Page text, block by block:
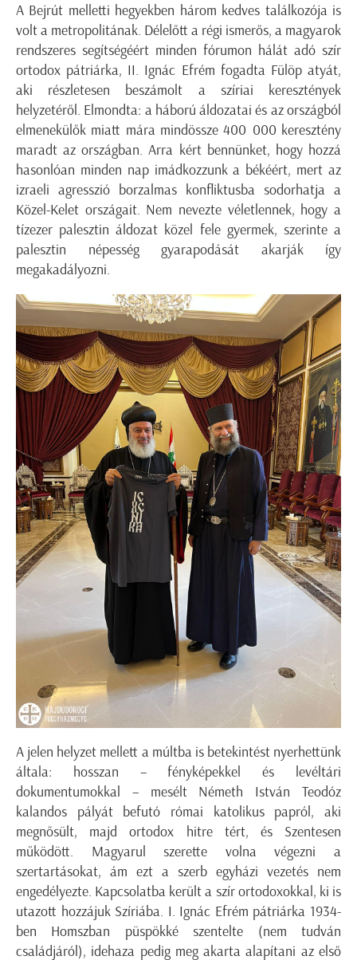
A Bejrút melletti hegyekben három kedves találkozója is
volt a metropolitának. Délelőtt a régi ismerős, a magyarok
rendszeres segítségéért minden fórumon hálát adó szír
ortodox pátriárka, II. Ignác Efrém fogadta Fülöp atyát,
aki részletesen beszámolt a szíriai keresztények
helyzetéről. Elmondta: a háború áldozatai és az országból
elmenekülők miatt mára mindössze 400 000 keresztény
maradt az országban. Arra kért bennünket, hogy hozzá
hasonlóan minden nap imádkozzunk a békéért, mert az
izraeli agresszió borzalmas konfliktusba sodorhatja a
Közel-Kelet országait. Nem nevezte véletlennek, hogy a
tízezer palesztin áldozat közel fele gyermek, szerinte a
palesztin népesség gyarapodását akarják így
megakadályozni.
A jelen helyzet mellett a múltba is betekintést nyerhettünk
általa: hosszan – fényképekkel és levéltári
dokumentumokkal – mesélt Németh István Teodóz
kalandos pályát befutó római katolikus papról, aki
megnősült, majd ortodox hitre tért, és Szentesen
működött. Magyarul szerette volna végezni a
szertartásokat, ám ezt a szerb egyházi vezetés nem
engedélyezte. Kapcsolatba került a szír ortodoxokkal, ki is
utazott hozzájuk Szíriába. I. Ignác Efrém pátriárka 1934-
ben Homszban püspökké szentelte (nem tudván
családjáról), idehaza pedig meg akarta alapítani az első